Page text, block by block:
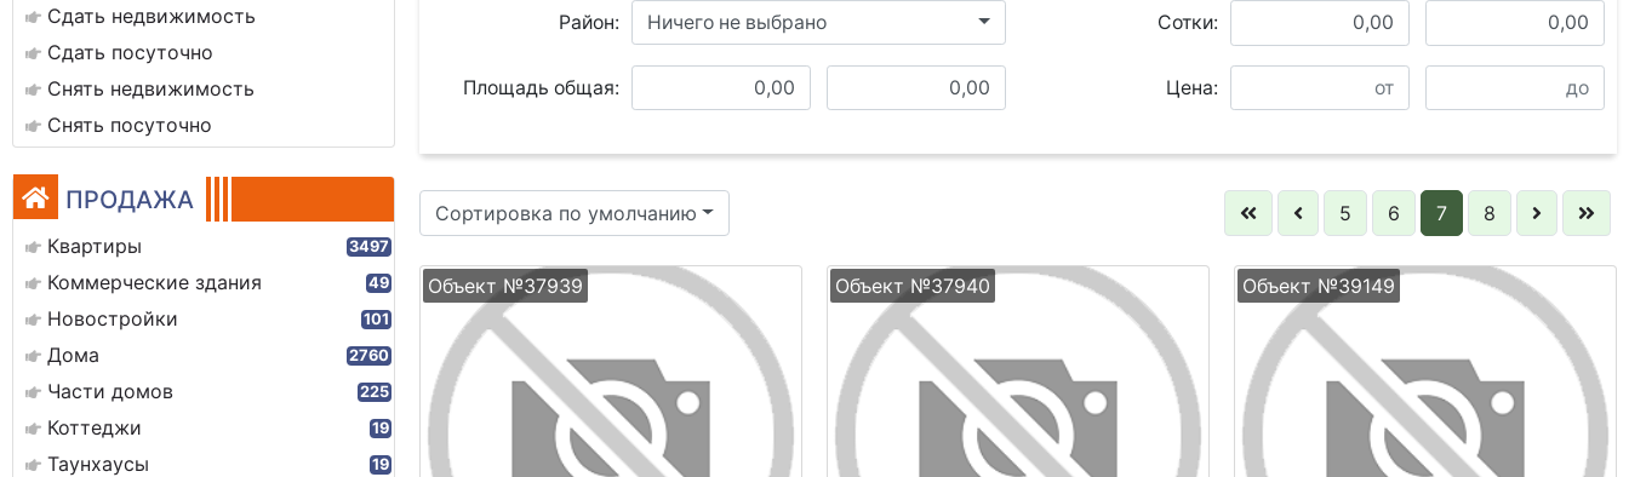
Сдать недвижимость
Сдать посуточно
Снять недвижимость
Снять посуточно
ПРОДАЖА
Квартиры 3497
Коммерческие здания 49
Новостройки 101
Дома 2760
Части домов 225
Коттеджи 19
Таунхаусы 19
Район: Ничего не выбрано Сотки:
Площадь общая: Цена:
Сортировка по умолчанию 5 6 7 8
Объект №37939 Объект №37940 Объект №39149